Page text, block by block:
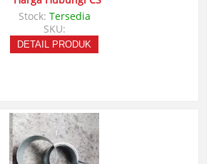
Stock: Tersedia
SKU:
DETAIL PRODUK